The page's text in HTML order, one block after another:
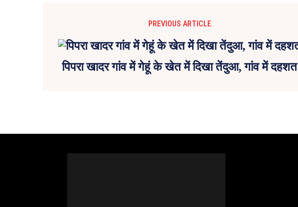
PREVIOUS ARTICLE
पिपरा खादर गांव में गेहूं के खेत में दिखा तेंदुआ, गांव में दहशत